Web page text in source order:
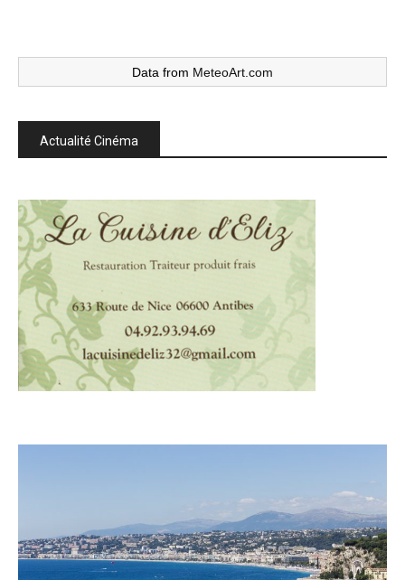
Data from MeteoArt.com
Actualité Cinéma